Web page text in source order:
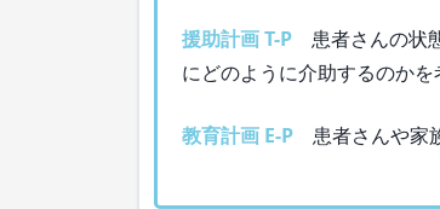
援助計画 T-P 患者さんの状
にどのように介助するのかを
教育計画 E-P 患者さんや家